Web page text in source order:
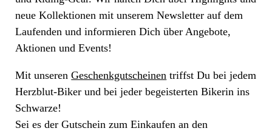
neue Kollektionen mit unserem Newsletter auf dem
Laufenden und informieren Dich über Angebote,
Aktionen und Events!
Mit unserenGeschenkgutscheinen triffst Du bei jedem
Herzblut-Biker und bei jeder begeisterten Bikerin ins
Schwarze!
Sei es der Gutschein zum Einkaufen an den